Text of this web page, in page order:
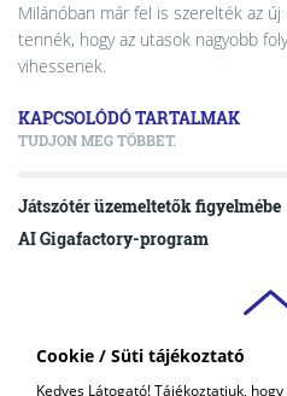
Cookie / Süti tájékoztató
Kedves Látogató! Tájékoztatjuk,
Milánóban már fel is szerelték az
tennék, hogy az utasok nagyobb
vihessenek.
KAPCSOLÓDÓ TARTALMAK
TUDJON MEG TÖBBET.
Játszótér üzemeltetők figyelmébe
AI Gigafactory-program
VAS VÁRMEGYEI